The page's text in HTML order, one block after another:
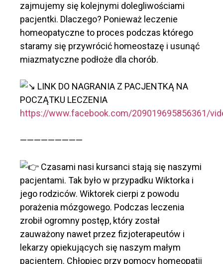
zajmujemy się kolejnymi dolegliwościami
pacjentki. Dlaczego? Ponieważ leczenie
homeopatyczne to proces podczas którego
staramy się przywrócić homeostazę i usunąć
miazmatyczne podłoże dla chorób.
LINK DO NAGRANIA Z PACJENTKĄ NA
POCZĄTKU LECZENIA
https://www.facebook.com/209019695856361/
—————————
Czasami nasi kursanci stają się naszymi
pacjentami. Tak było w przypadku Wiktorka i
jego rodziców. Wiktorek cierpi z powodu
porażenia mózgowego. Podczas leczenia
zrobił ogromny postęp, który został
zauważony nawet przez fizjoterapeutów i
lekarzy opiekujących się naszym małym
pacjentem. Chłopiec przy pomocy homeopatii